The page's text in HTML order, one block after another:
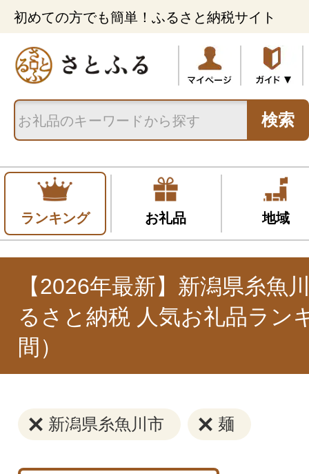
初めての方でも簡単！ふるさと納税サイト
検索
ランキング お礼品 地域
【2026年最新】新潟県糸魚
るさと納税 人気お礼品ラン
間）
新潟県糸魚川市 麺